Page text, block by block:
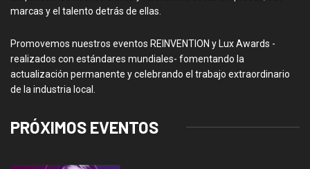
marcas y el talento detrás de ellas.
Promovemos nuestros eventos REINVENTION y Lux Awards -
realizados con estándares mundiales- fomentando la
actualización permanente y celebrando el trabajo extraordinario
de la industria local.
PRÓXIMOS EVENTOS